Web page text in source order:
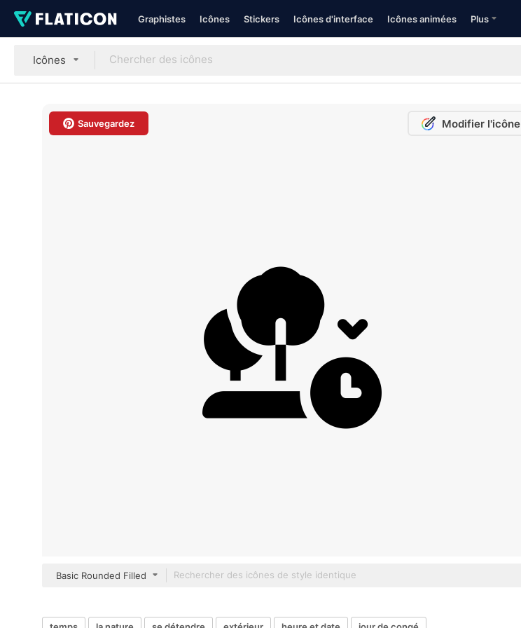
Graphistes Icônes Stickers Icônes d'interface Icônes animées Plus
Icônes
Sauvegardez Modifier l'icône
Basic Rounded Filled